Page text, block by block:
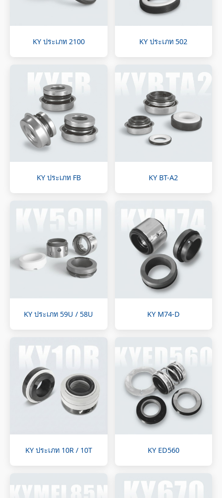
KY ประเภท 2100 KY ประเภท 502
KY ประเภท FB KY BT-A2
KY ประเภท 59U / 58U KY M74-D
KY ประเภท 10R / 10T KY ED560